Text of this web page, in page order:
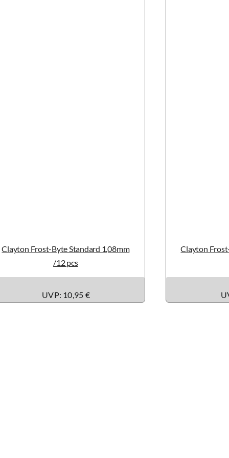
Clayton Frost-Byte Standard 1,08mm
/12 pcs
UVP: 10,95 €
Clayton